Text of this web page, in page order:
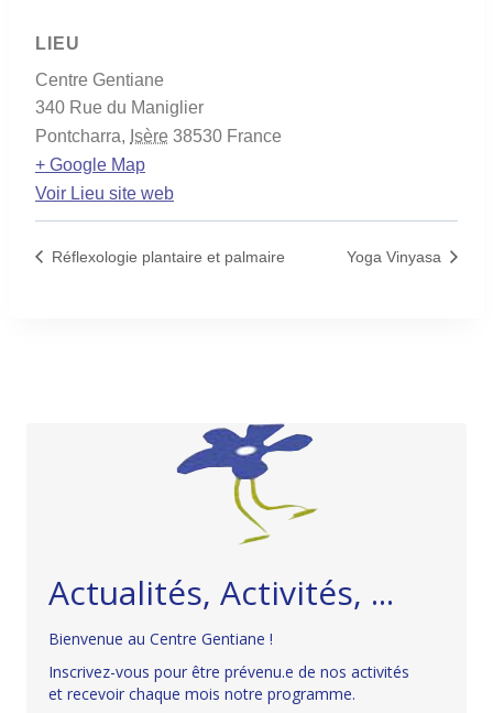
LIEU
Centre Gentiane
340 Rue du Maniglier
Pontcharra, Isère 38530 France
+ Google Map
Voir Lieu site web
Réflexologie plantaire et palmaire Yoga Vinyasa
Actualités, Activités, ...
Bienvenue au Centre Gentiane !
Inscrivez-vous pour être prévenu.e de nos activités
et recevoir chaque mois notre programme.